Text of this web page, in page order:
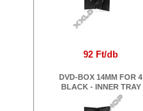
92 Ft/db
DVD-BOX 14MM FOR 4
BLACK - INNER TRAY